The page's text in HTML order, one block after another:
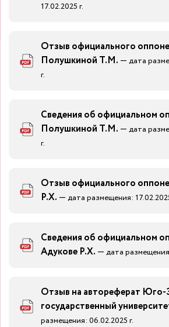
17.02.2025 г.
Отзыв официального
Полушкиной Т.М. — дата
г.
Сведения об официальном
Полушкиной Т.М. — дата
г.
Отзыв официального
Р.Х. — дата размещения:
Сведения об официальном
Адукове Р.Х. — дата
Отзыв на автореферат Юго-
государственный
размещения: 06.02.2025 г.